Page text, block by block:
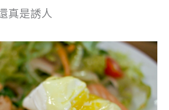
真是誘人